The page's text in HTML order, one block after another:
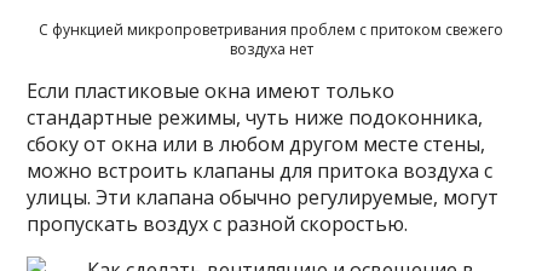
С функцией микропроветривания проблем с притоком свежего
воздуха нет
Если пластиковые окна имеют только
стандартные режимы, чуть ниже подоконника,
сбоку от окна или в любом другом месте стены,
можно встроить клапаны для притока воздуха с
улицы. Эти клапана обычно регулируемые, могут
пропускать воздух с разной скоростью.